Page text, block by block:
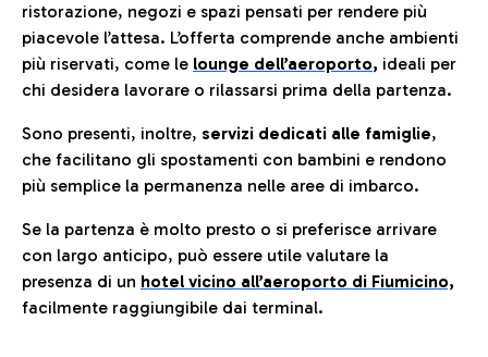
ristorazione, negozi e spazi pensati per rendere più
piacevole l’attesa. L’offerta comprende anche ambienti
più riservati, come le lounge dell’aeroporto, ideali per
chi desidera lavorare o rilassarsi prima della partenza.
Sono presenti, inoltre, servizi dedicati alle famiglie,
che facilitano gli spostamenti con bambini e rendono
più semplice la permanenza nelle aree di imbarco.
Se la partenza è molto presto o si preferisce arrivare
con largo anticipo, può essere utile valutare la
presenza di un hotel vicino all’aeroporto di Fiumicino,
facilmente raggiungibile dai terminal.